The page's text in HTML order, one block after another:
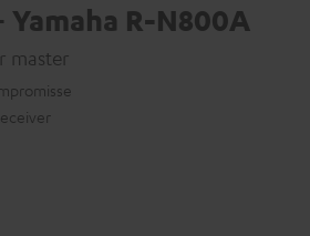
Yamaha R-N800A
master